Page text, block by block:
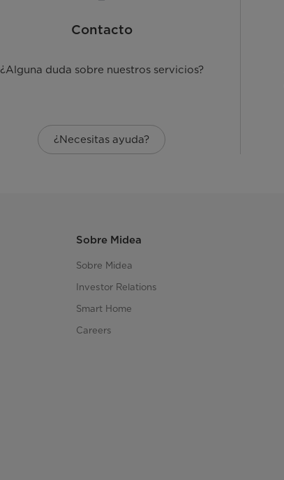
Contacto
¿Alguna duda sobre nuestros servicios?
¿Necesitas ayuda?
Sobre Midea
Sobre Midea
Investor Relations
Smart Home
Careers